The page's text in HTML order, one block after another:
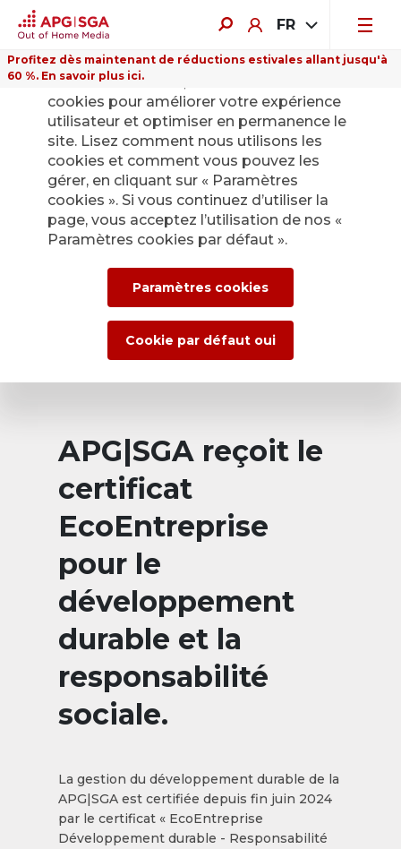
FR
Profitez dès maintenant de réductions estivales allant jusqu'à
60 %. En savoir plus ici.
APG|SGA reçoit le
certificat
EcoEntreprise
pour le
développement
durable et la
responsabilité
sociale.
La gestion du développement durable de la
APG|SGA est certifiée depuis fin juin 2024
par le certificat « EcoEntreprise
Développement durable - Responsabilité
Sur ce site Internet, nous utilisons des
cookies pour améliorer votre expérience
utilisateur et optimiser en permanence le
site. Lisez comment nous utilisons les
cookies et comment vous pouvez les
gérer, en cliquant sur « Paramètres
cookies ». Si vous continuez d’utiliser la
page, vous acceptez l’utilisation de nos «
Paramètres cookies par défaut ».
Paramètres cookies
Cookie par défaut oui